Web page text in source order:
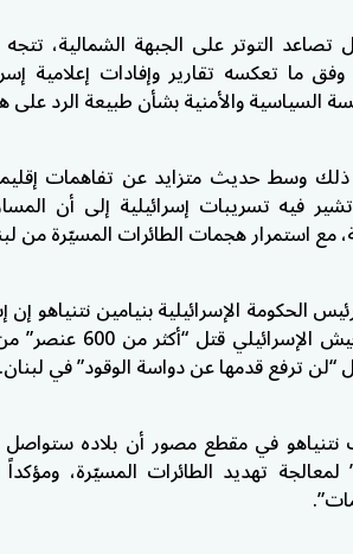
التوتر على الجبهة الشمالية،
وفق ما تعكسه تقارير وإفادات إعلامية
السياسية والأمنية بشأن طبيعة الرد
ذلك وسط حديث متزايد عن تفاهمات
فيه تسريبات إسرائيلية إلى أن
مع استمرار هجمات الطائرات المسيّرة من
الحكومة الإسرائيليةبنيامين نتنياهوإن
أن الجيش
“لن ترفع قدمها عن دواسة الوقود” في لبنان.
نتنياهو في مقطع مصور أن بلاده
تهديد الطائرات المسيّرة،